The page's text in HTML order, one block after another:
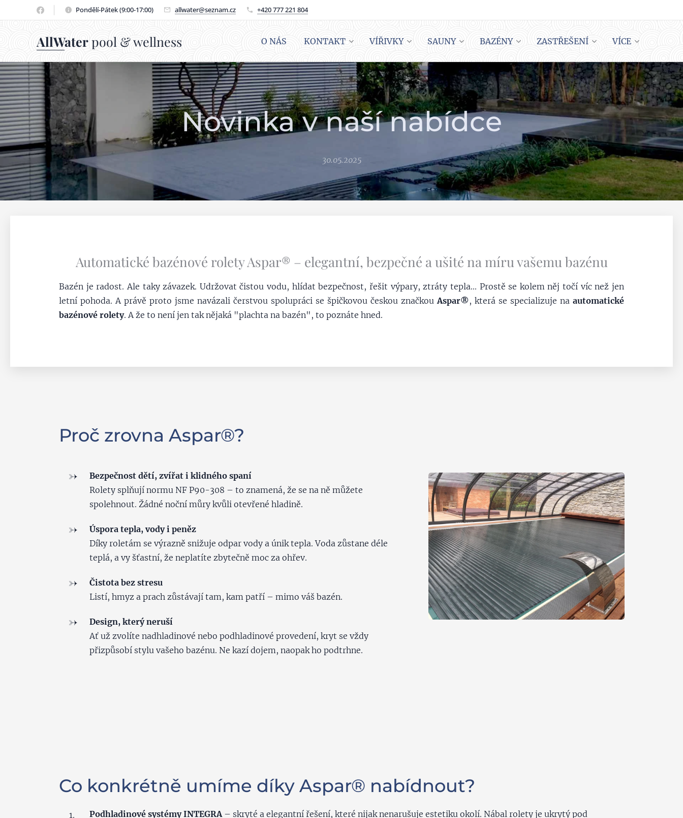
Pondělí-Pátek (9:00-17:00) allwater@seznam.cz +420 777 221 804
AllWaterpool & wellness O NÁS KONTAKT VÍŘIVKY SAUNY BAZÉNY ZASTŘEŠENÍ VÍCE
Novinka v naší nabídce
30.05.2025
Automatické bazénové rolety Aspar® – elegantní, bezpečné a ušité na míru vašemu bazénu
Bazén je radost. Ale taky závazek. Udržovat čistou vodu, hlídat bezpečnost, řešit výpary, ztráty tepla... Prostě se kolem něj točí víc než jen
letní pohoda. A právě proto jsme navázali čerstvou spolupráci se špičkovou českou značkouAspar® , která se specializuje na automatické
bazénové rolety. A že to není jen tak nějaká "plachta na bazén", to poznáte hned.
Proč zrovna Aspar®?
Bezpečnost dětí, zvířat i klidného spaní
Rolety splňují normu NF P90-308 – to znamená, že se na ně můžete
spolehnout. Žádné noční můry kvůli otevřené hladině.
Úspora tepla, vody i peněz
Díky roletám se výrazně snižuje odpar vody a únik tepla. Voda zůstane déle
teplá, a vy šťastní, že neplatíte zbytečně moc za ohřev.
Čistota bez stresu
Listí, hmyz a prach zůstávají tam, kam patří – mimo váš bazén.
Design, který neruší
Ať už zvolíte nadhladinové nebo podhladinové provedení, kryt se vždy
přizpůsobí stylu vašeho bazénu. Ne kazí dojem, naopak ho podtrhne.
Co konkrétně umíme díky Aspar® nabídnout?
Podhladinové systémy INTEGRA– skryté a elegantní řešení, které nijak nenarušuje estetiku okolí. Nábal rolety je ukrytý pod